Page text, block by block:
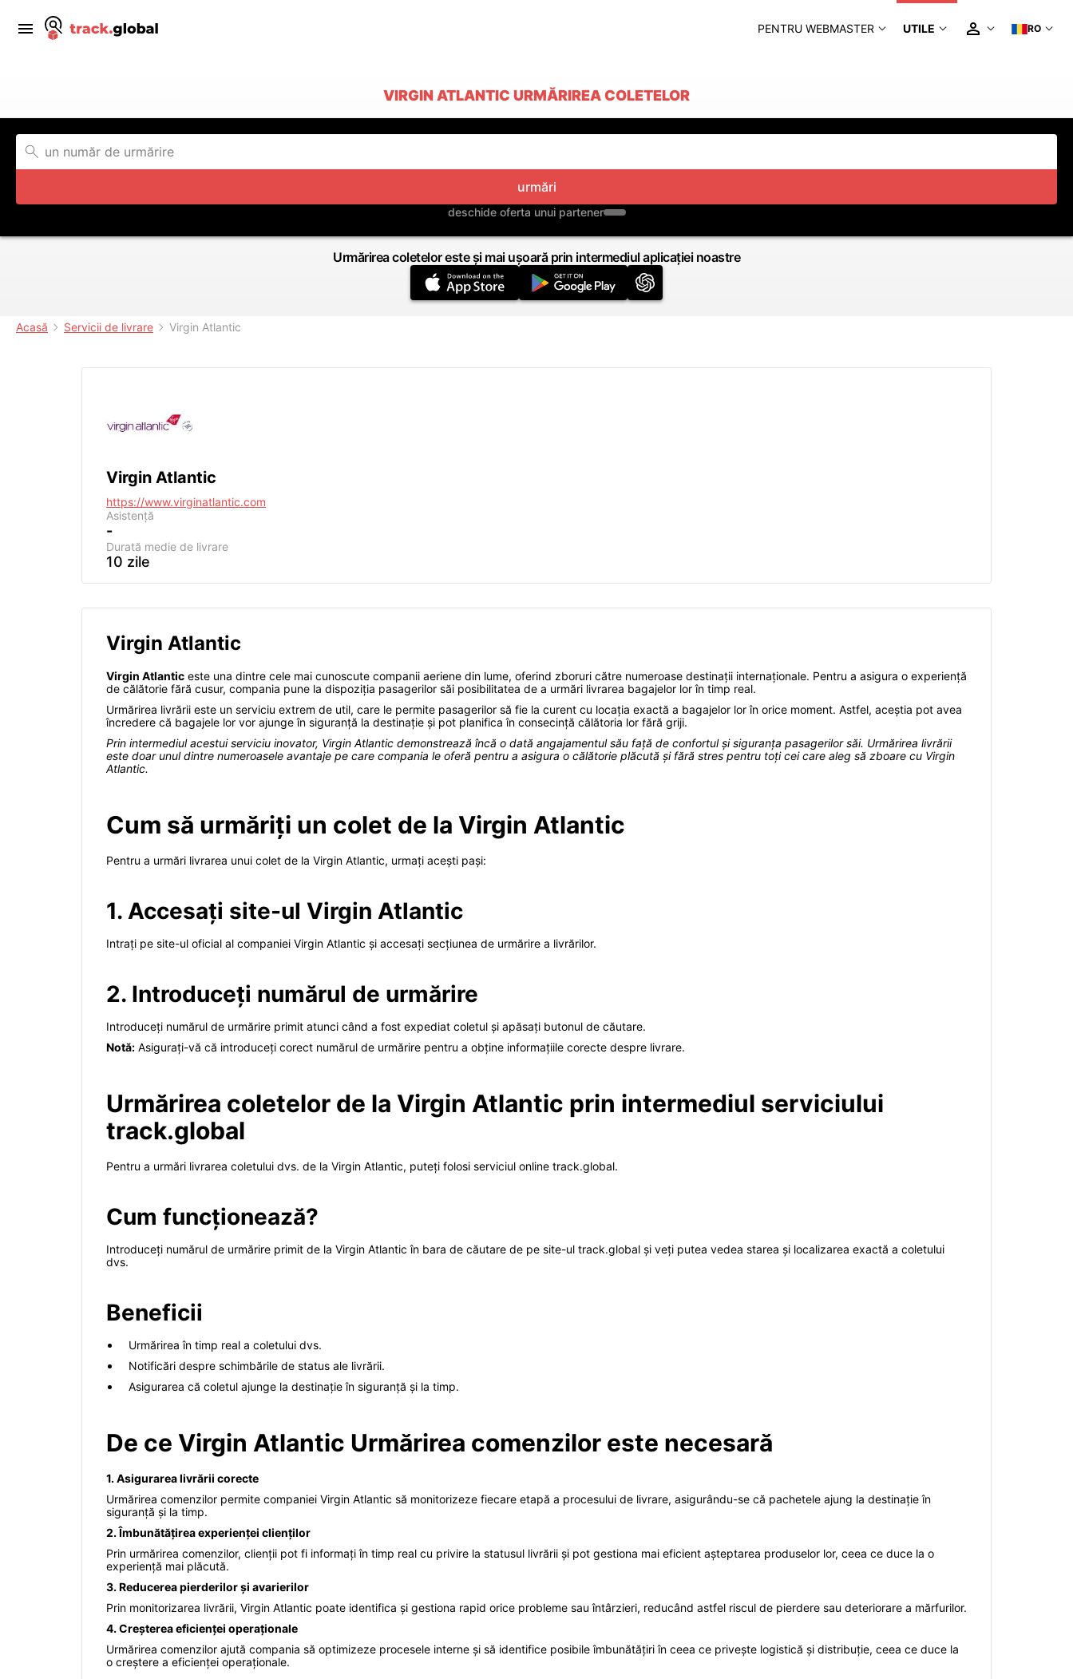
PENTRU WEBMASTER UTILE RO
VIRGIN ATLANTIC URMĂRIREA COLETELOR
urmări
deschide oferta unui partener
Urmărirea coletelor este și mai ușoară prin intermediul aplicației noastre
Acasă Servicii de livrare Virgin Atlantic
Virgin Atlantic
https://www.virginatlantic.com
Asistență
-
Durată medie de livrare
10 zile
Virgin Atlantic
Virgin Atlantic este una dintre cele mai cunoscute companii aeriene din lume, oferind zboruri către numeroase destinații internaționale. Pentru a asigura o experiență
de călătorie fără cusur, compania pune la dispoziția pasagerilor săi posibilitatea de a urmări livrarea bagajelor lor în timp real.
Urmărirea livrării este un serviciu extrem de util, care le permite pasagerilor să fie la curent cu locația exactă a bagajelor lor în orice moment. Astfel, aceștia pot avea
încredere că bagajele lor vor ajunge în siguranță la destinație și pot planifica în consecință călătoria lor fără griji.
Prin intermediul acestui serviciu inovator, Virgin Atlantic demonstrează încă o dată angajamentul său față de confortul și siguranța pasagerilor săi. Urmărirea livrării
este doar unul dintre numeroasele avantaje pe care compania le oferă pentru a asigura o călătorie plăcută și fără stres pentru toți cei care aleg să zboare cu Virgin
Atlantic.
Cum să urmăriți un colet de la Virgin Atlantic
Pentru a urmări livrarea unui colet de la Virgin Atlantic, urmați acești pași:
1. Accesați site-ul Virgin Atlantic
Intrați pe site-ul oficial al companiei Virgin Atlantic și accesați secțiunea de urmărire a livrărilor.
2. Introduceți numărul de urmărire
Introduceți numărul de urmărire primit atunci când a fost expediat coletul și apăsați butonul de căutare.
Notă: Asigurați-vă că introduceți corect numărul de urmărire pentru a obține informațiile corecte despre livrare.
Urmărirea coletelor de la Virgin Atlantic prin intermediul serviciului
track.global
Pentru a urmări livrarea coletului dvs. de la Virgin Atlantic, puteți folosi serviciul online track.global.
Cum funcționează?
Introduceți numărul de urmărire primit de la Virgin Atlantic în bara de căutare de pe site-ul track.global și veți putea vedea starea și localizarea exactă a coletului
dvs.
Beneficii
Urmărirea în timp real a coletului dvs.
Notificări despre schimbările de status ale livrării.
Asigurarea că coletul ajunge la destinație în siguranță și la timp.
De ce Virgin Atlantic Urmărirea comenzilor este necesară
1. Asigurarea livrării corecte
Urmărirea comenzilor permite companiei Virgin Atlantic să monitorizeze fiecare etapă a procesului de livrare, asigurându-se că pachetele ajung la destinație în
siguranță și la timp.
2. Îmbunătățirea experienței clienților
Prin urmărirea comenzilor, clienții pot fi informați în timp real cu privire la statusul livrării și pot gestiona mai eficient așteptarea produselor lor, ceea ce duce la o
experiență mai plăcută.
3. Reducerea pierderilor și avarierilor
Prin monitorizarea livrării, Virgin Atlantic poate identifica și gestiona rapid orice probleme sau întârzieri, reducând astfel riscul de pierdere sau deteriorare a mărfurilor.
4. Creșterea eficienței operaționale
Urmărirea comenzilor ajută compania să optimizeze procesele interne și să identifice posibile îmbunătățiri în ceea ce privește logistică și distribuție, ceea ce duce la
o creștere a eficienței operaționale.